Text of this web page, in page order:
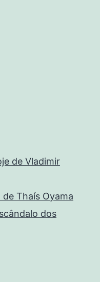
de Vladimir
Thaís Oyama
dos